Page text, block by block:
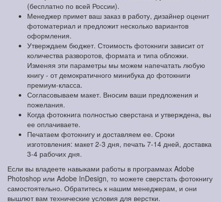
(бесплатно по всей России).
Менеджер примет ваш заказ в работу, дизайнер оценит
фотоматериал и предложит несколько вариантов
оформления.
Утверждаем бюджет. Стоимость фотокниги зависит от
количества разворотов, формата и типа обложки.
Изменяя эти параметры мы можем напечатать любую
книгу - от демократичного минибука до фотокниги
премиум-класса.
Согласовываем макет. Вносим ваши предложения и
пожелания.
Когда фотокнига полностью сверстана и утверждена, вы
ее оплачиваете.
Печатаем фотокнигу и доставляем ее. Сроки
изготовления: макет 2-3 дня, печать 7-14 дней, доставка
3-4 рабочих дня.
Если вы владеете навыками работы в программах Adobe
Photoshop или Adobe InDesign, то можете сверстать фотокнигу
самостоятельно. Обратитесь к нашим менеджерам, и они
вышлют вам технические условия для верстки.